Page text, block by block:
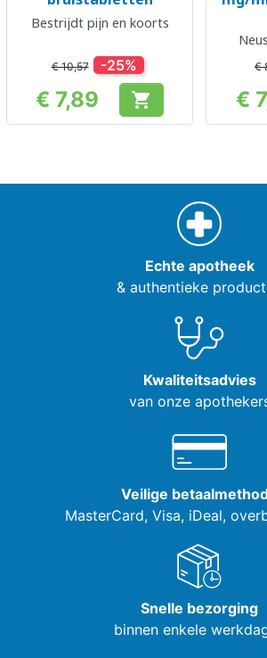
Bestrijdt pijn en koorts
€ 10,57 -25%
Prijs
€ 7,89 
€
€
Echte apotheek
& authentieke
Kwaliteitsadvies
van onze
Veilige
MasterCard, Visa, iDeal,
Snelle bezorging
binnen enkele